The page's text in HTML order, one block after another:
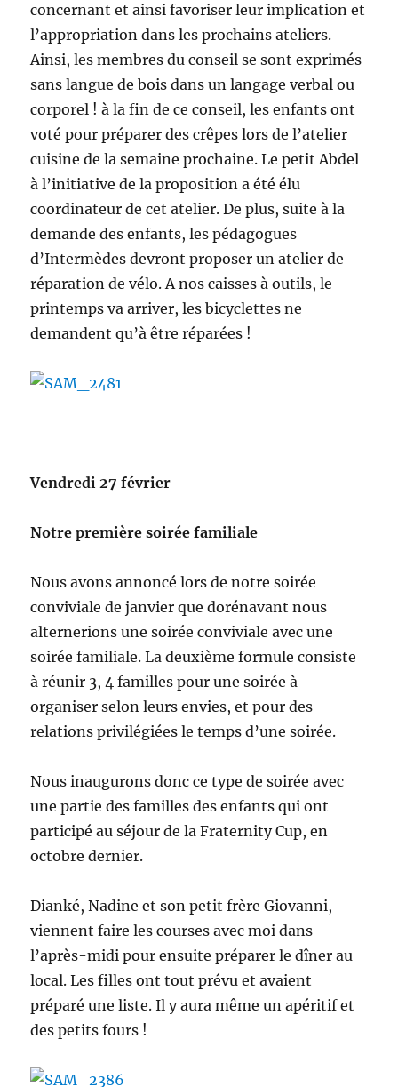
concernant et ainsi favoriser leur implication et
l’appropriation dans les prochains ateliers.
Ainsi, les membres du conseil se sont exprimés
sans langue de bois dans un langage verbal ou
corporel ! à la fin de ce conseil, les enfants ont
voté pour préparer des crêpes lors de l’atelier
cuisine de la semaine prochaine. Le petit Abdel
à l’initiative de la proposition a été élu
coordinateur de cet atelier. De plus, suite à la
demande des enfants, les pédagogues
d’Intermèdes devront proposer un atelier de
réparation de vélo. A nos caisses à outils, le
printemps va arriver, les bicyclettes ne
demandent qu’à être réparées !
Vendredi 27 février
Notre première soirée familiale
Nous avons annoncé lors de notre soirée
conviviale de janvier que dorénavant nous
alternerions une soirée conviviale avec une
soirée familiale. La deuxième formule consiste
à réunir 3, 4 familles pour une soirée à
organiser selon leurs envies, et pour des
relations privilégiées le temps d’une soirée.
Nous inaugurons donc ce type de soirée avec
une partie des familles des enfants qui ont
participé au séjour de la Fraternity Cup, en
octobre dernier.
Dianké, Nadine et son petit frère Giovanni,
viennent faire les courses avec moi dans
l’après-midi pour ensuite préparer le dîner au
local. Les filles ont tout prévu et avaient
préparé une liste. Il y aura même un apéritif et
des petits fours !